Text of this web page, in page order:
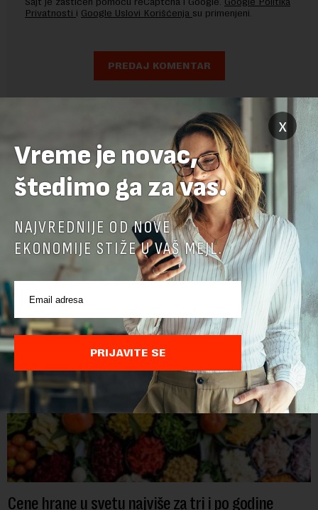
Privatnosti i Google Uslovi Korišćenja su primenjeni.
POVEZANI SADRŽAJI
Cene hrane u svetu najviše za tri i po godine
x
Vreme je novac,
štedimo ga za vas.
NAJVREDNIJE OD NOVE
EKONOMIJE STIŽE U VAŠ MEJL.
PRIJAVITE SE